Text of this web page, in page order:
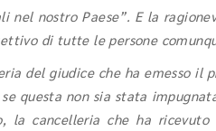
nel nostro Paese”. E la
di tutte le persone
del giudice che ha emesso
questa non sia stata
la cancelleria che ha